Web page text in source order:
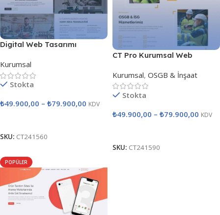
Digital Web Tasarımı
Kurumsal
Stokta
₺49.900,00 – ₺79.900,00 KDV
SKU: CT241560
CT Pro Kurumsal Web
Kurumsal, OSGB & İnşaat
Stokta
₺49.900,00 – ₺79.900,00 KDV
SKU: CT241590
POPÜLER